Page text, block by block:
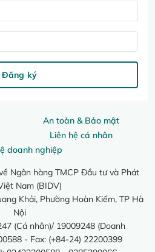
An toàn & Bảo mật
Liên hệ cá nhân
doanh nghiệp
Ngân hàng TMCP Đầu tư và Phát
Nam (BIDV)
Khải, Phường Hoàn Kiếm, TP Hà
Nội
(Cá nhân)/ 19009248 (Doanh
- Fax: (+84-24) 22200399
Đăng ký